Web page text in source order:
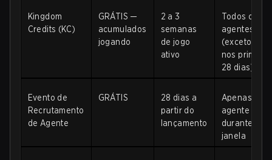
Kingdom
Credits (KC)
GRÁTIS —
acumulados
jogando
2 a 3
semanas
de jogo
ativo
Todos os
agentes
(exceto
nos
28 dias)
Evento de
Recrutamento
de Agente
GRÁTIS
28 dias a
partir do
lançamento
Apenas o
agente novo
durante a
janela